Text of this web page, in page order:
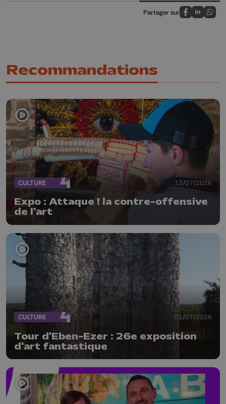
Partager sur
Partagez sur
Partagez
Recommandations
CULTURE 13/07/2026
Expo : Attaque ! la contre-offensive
de l'art
CULTURE 01/07/2026
Tour d'Eben-Ezer : 26e exposition
d'art fantastique